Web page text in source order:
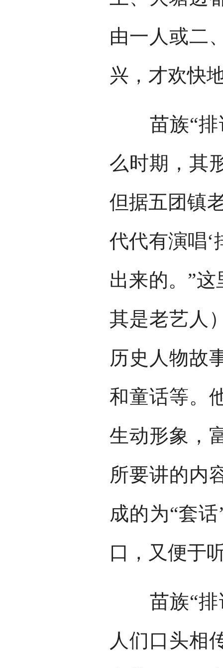
由一人或二
兴，才欢快
苗族“排
么时期，其
但据五团镇
代代有演唱‘
出来的。”
其是老艺人
历史人物故
和童话等。
生动形象，
所要讲的内
成的为“套
口，又便于
苗族“排
人们口头相